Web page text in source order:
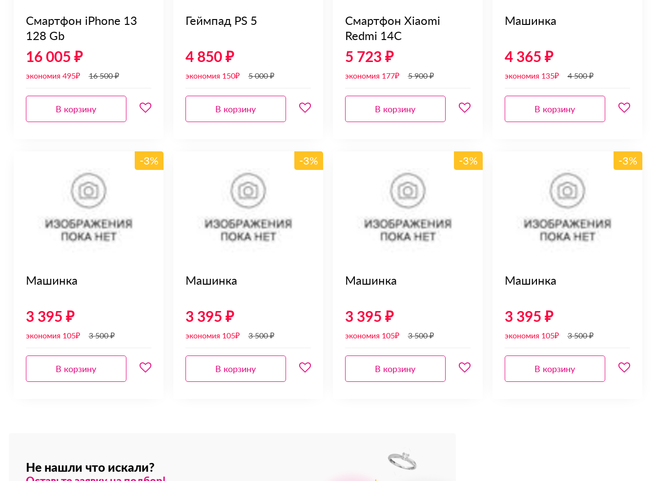
Смартфон iPhone 13
128 Gb
16 005 ₽
экономия 495₽ 16 500 ₽
В корзину
Геймпад PS 5
4 850 ₽
экономия 150₽ 5 000 ₽
В корзину
Смартфон Xiaomi
Redmi 14C
5 723 ₽
экономия 177₽ 5 900 ₽
В корзину
Машинка
4 365 ₽
экономия 135₽ 4 500 ₽
В корзину
-3%
Машинка
3 395 ₽
экономия 105₽ 3 500 ₽
В корзину
-3%
Машинка
3 395 ₽
экономия 105₽ 3 500 ₽
В корзину
-3%
Машинка
3 395 ₽
экономия 105₽ 3 500 ₽
В корзину
-3%
Машинка
3 395 ₽
экономия 105₽ 3 500 ₽
В корзину
Не нашли что искали?